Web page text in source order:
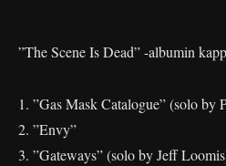
”The Scene Is Dead” -albumin
1. ”Gas Mask Catalogue” (solo by
2. ”Envy”
3. ”Gateways” (solo by Jeff